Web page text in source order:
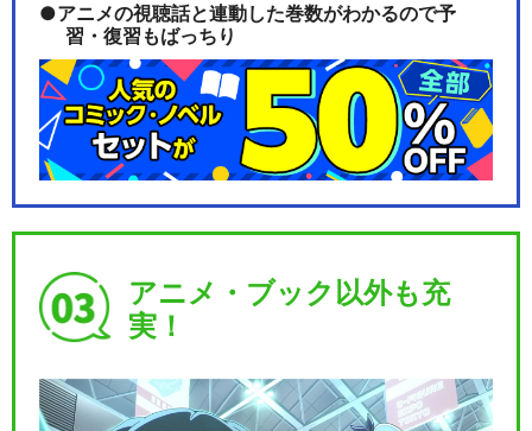
アニメの視聴話と連動した巻数がわかるので予
習・復習もばっちり
アニメ・ブック以外も充
実！